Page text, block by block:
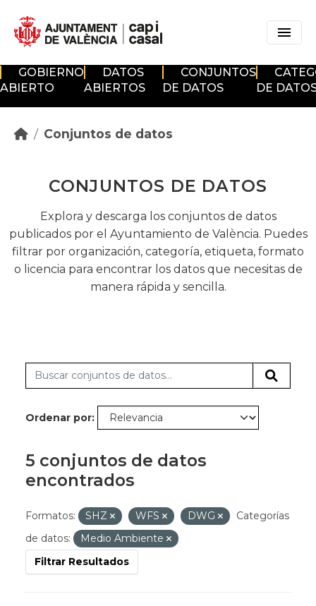
GOBIERNO
ABIERTO
DATOS
ABIERTOS
CONJUNTOS
DE DATOS
DE
Conjuntos de datos
CONJUNTOS DE DATOS
Explora y descarga los conjuntos de datos
publicados por el Ayuntamiento de València. Puedes
filtrar por organización, categoría, etiqueta, formato
o licencia para encontrar los datos que necesitas de
manera rápida y sencilla.
Ordenar por
5 conjuntos de datos
encontrados
Formatos: SHZ WFS DWG
Categorías
de datos:
Medio Ambiente
Filtrar Resultados